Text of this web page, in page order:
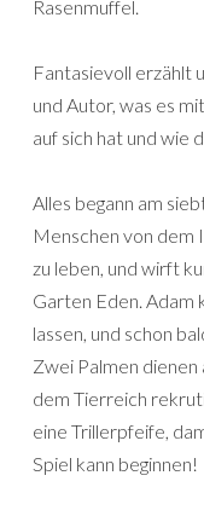
Rasenmuffel.
Fantasievoll erzählt
und Autor, was es
auf sich hat und wie
Alles begann am
Menschen von dem
zu leben, und wirft
Garten Eden. Adam
lassen, und schon
Zwei Palmen dienen
dem Tierreich
eine Trillerpfeife,
Spiel kann beginnen!